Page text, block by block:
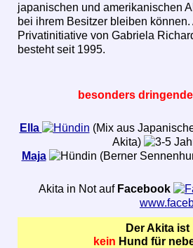
japanischen und amerikanischen
bei ihrem Besitzer bleiben
Privatinitiative von Gabriela
besteht seit 1995.
besonders
Ella
(Mix aus
Akita)
Maja
(Berner
Akita in Not auf Facebook
Der Akita ist
kein Hund für